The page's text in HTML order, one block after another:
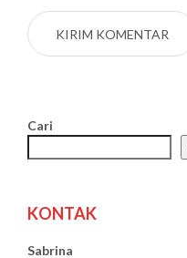
Cari
KONTAK
Sabrina